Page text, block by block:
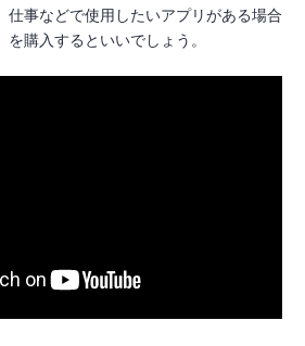
仕事などで使用したいアプリがある場合
購入するといいでしょう。